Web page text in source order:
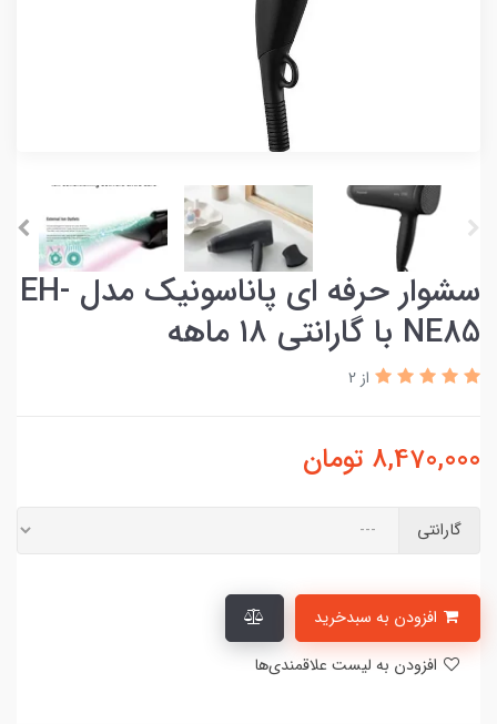
سشوار حرفه ای پاناسونیک مدل EH-
NE85 با گارانتی ۱۸ ماهه
از 2
8,470,000 تومان
گارانتی